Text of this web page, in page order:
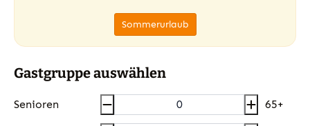
Sommerurlaub
Gastgruppe auswählen
Senioren 65+